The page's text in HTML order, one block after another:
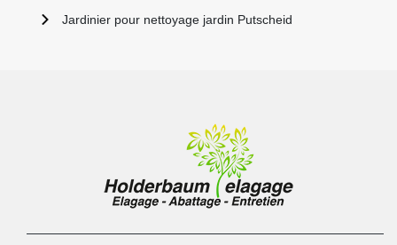
Jardinier pour nettoyage jardin Putscheid